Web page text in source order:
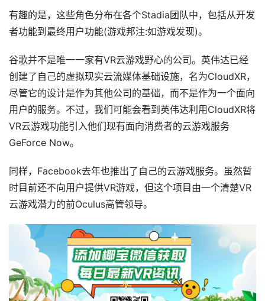
行
业
动
应
用
新
闻
R
设
备
观
点
有趣的是，这些角色分布在各个Stadia团队中，包括从开发
者功能到最终用户功能(游戏邦注:如游戏发现)。
谷歌并不是唯一一家有VR云游戏野心的公司。英伟达已经
创建了自己的虚拟现实云流媒体基础设施，名为CloudXR，
尽管它的设计是作为其他公司的基础，而不是作为一个面向
用户的服务。不过，我们可能会看到英伟达利用CloudXR将
VR云游戏功能引入他们现有面向消费者的云游戏服务
GeForce Now。
同样，Facebook去年也推出了自己的云游戏服务。虽然暂
时目前还不向用户提供VR游戏，但这个项目由一个清楚VR
云游戏潜力的前Oculus高管领导。